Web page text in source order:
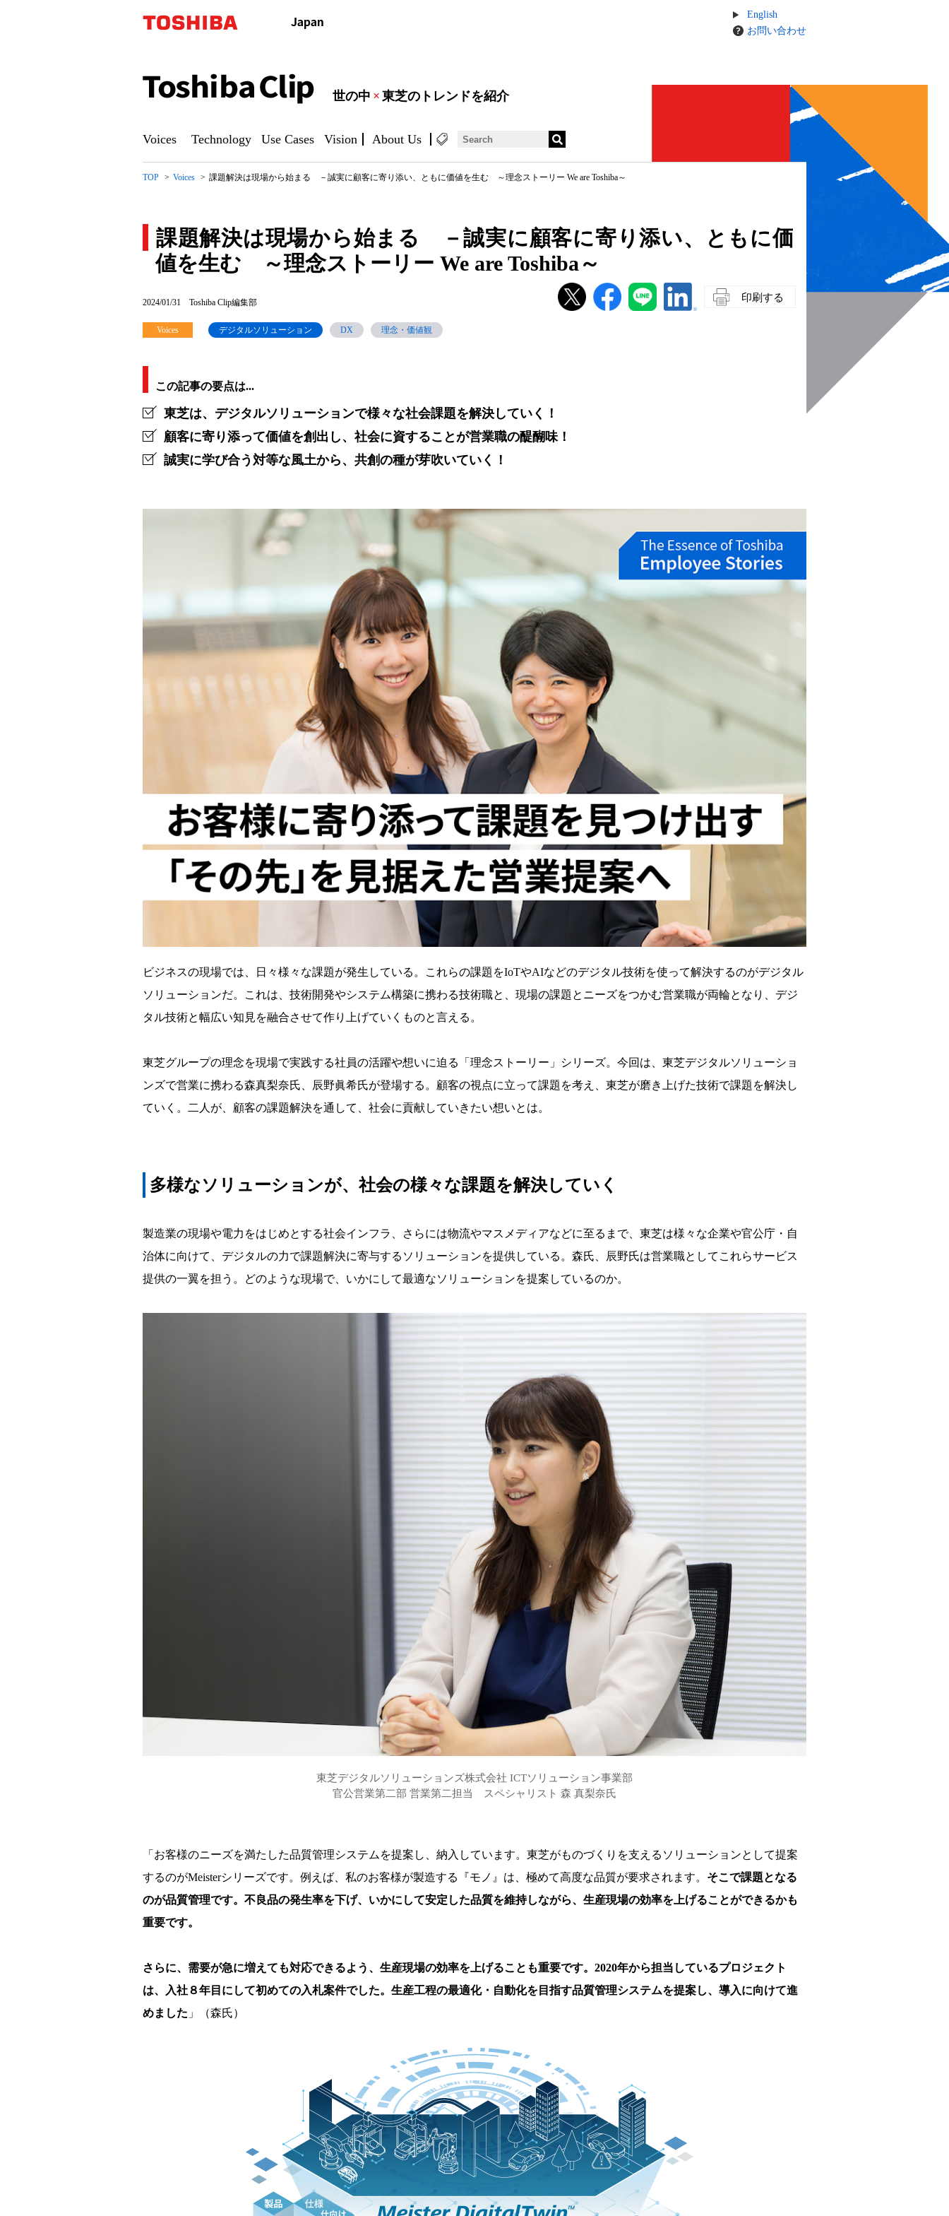
English
お問い合わせ
Toshiba
世の中 × 東芝のトレンドを紹介
Voices Technology Use Cases Vision About Us
TOP Voices 課題解決は現場から始まる －誠実に顧客に寄り添い、ともに価値を生む ～理念ストーリー We are Toshiba～
課題解決は現場から始まる －誠実に顧客に寄り添い、ともに価
値を生む ～理念ストーリー We are Toshiba～
題
解
は
現
場
か
始
－
誠
顧
り
添
い、
も
価
値
を
生
む
～
理
ト
リ
ー
We
印刷する
2024/01/31 Toshiba Clip編集部
Voices デジタルソリューション DX 理念・価値観
この記事の要点は...
東芝は、デジタルソリューションで様々な社会課題を解決していく！
顧客に寄り添って価値を創出し、社会に資することが営業職の醍醐味！
誠実に学び合う対等な風土から、共創の種が芽吹いていく！
ビジネスの現場では、日々様々な課題が発生している。これらの課題をIoTやAIなどのデジタル技術を使って解決するのがデジタル
ソリューションだ。これは、技術開発やシステム構築に携わる技術職と、現場の課題とニーズをつかむ営業職が両輪となり、デジ
タル技術と幅広い知見を融合させて作り上げていくものと言える。
東芝グループの理念を現場で実践する社員の活躍や想いに迫る「理念ストーリー」シリーズ。今回は、東芝デジタルソリューショ
ンズで営業に携わる森真梨奈氏、辰野眞希氏が登場する。顧客の視点に立って課題を考え、東芝が磨き上げた技術で課題を解決し
ていく。二人が、顧客の課題解決を通して、社会に貢献していきたい想いとは。
多様なソリューションが、社会の様々な課題を解決していく
製造業の現場や電力をはじめとする社会インフラ、さらには物流やマスメディアなどに至るまで、東芝は様々な企業や官公庁・自
治体に向けて、デジタルの力で課題解決に寄与するソリューションを提供している。森氏、辰野氏は営業職としてこれらサービス
提供の一翼を担う。どのような現場で、いかにして最適なソリューションを提案しているのか。
東芝デジタルソリューションズ株式会社 ICTソリューション事業部
官公営業第二部 営業第二担当 スペシャリスト 森 真梨奈氏
「お客様のニーズを満たした品質管理システムを提案し、納入しています。東芝がものづくりを支えるソリューションとして提案
するのがMeisterシリーズです。例えば、私のお客様が製造する『モノ』は、極めて高度な品質が要求されます。 そこで課題となる
のが品質管理です。不良品の発生率を下げ、いかにして安定した品質を維持しながら、生産現場の効率を上げることができるかも
重要です。
さらに、需要が急に増えても対応できるよう、生産現場の効率を上げることも重要です。2020年から担当しているプロジェクト
は、入社８年目にして初めての入札案件でした。生産工程の最適化・自動化を目指す品質管理システムを提案し、導入に向けて進
めました 」（森氏）